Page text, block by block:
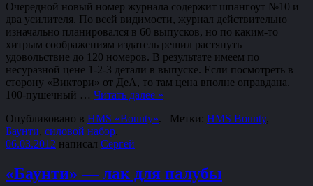
Очередной новый номер журнала содержит шпангоут №10 и
два усилителя. По всей видимости, журнал действительно
изначально планировался в 60 выпусков, но по каким-то
хитрым соображениям издатель решил растянуть
удовольствие до 120 номеров. В результате имеем по
несуразной цене 1-2-3 детали в выпуске. Если посмотреть в
сторону «Виктори» от ДеА, то там цена вполне оправдана.
100-пушечный … Читать далее »
Опубликовано в HMS «Bounty». Метки: HMS Bounty,
Баунти, силовой набор.
06.03.2012 написал Сергей
«Баунти» — лак для палубы